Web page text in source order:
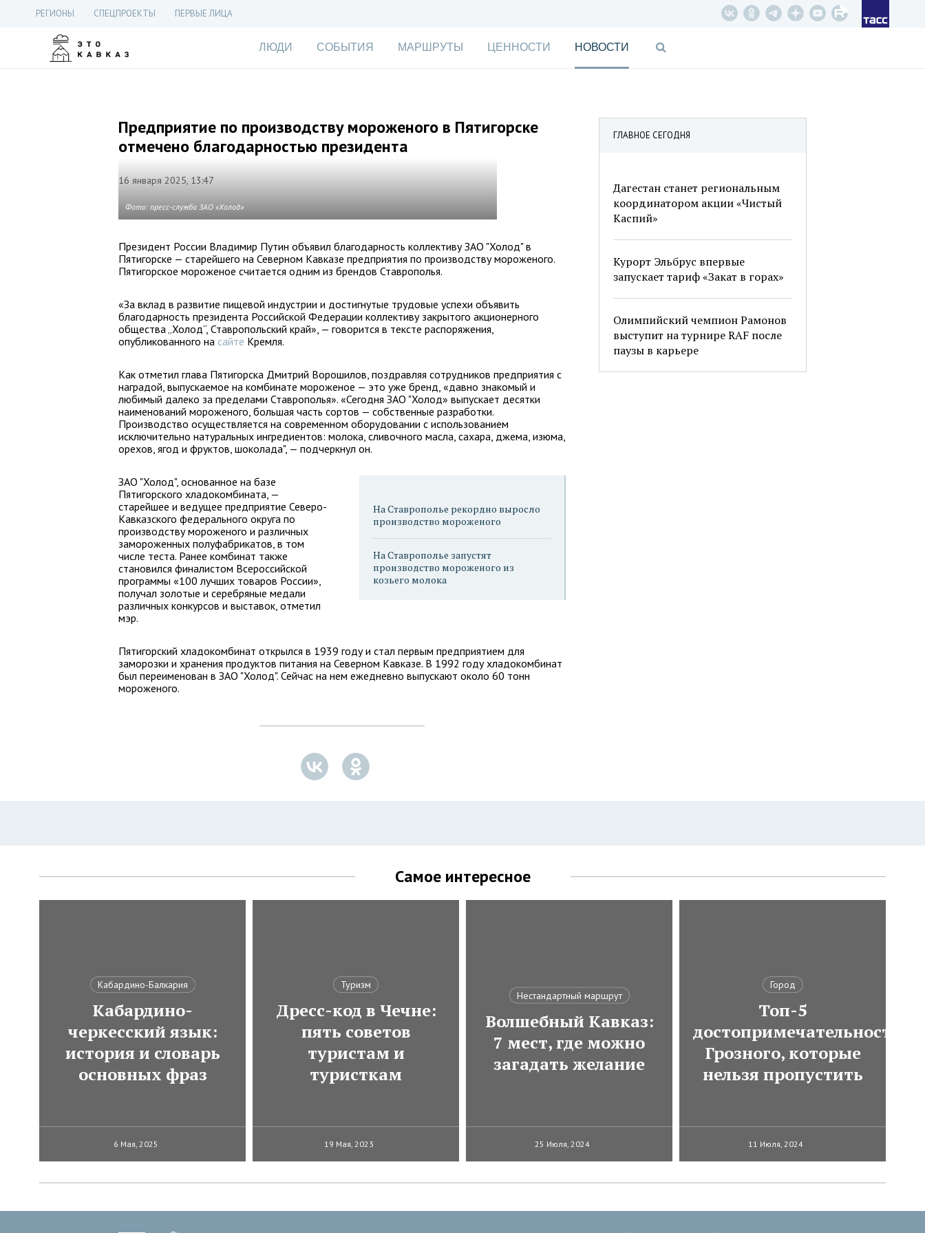
РЕГИОНЫ СПЕЦПРОЕКТЫ ПЕРВЫЕ ЛИЦА
ЛЮДИ СОБЫТИЯ МАРШРУТЫ ЦЕННОСТИ НОВОСТИ
ГЛАВНОЕ СЕГОДНЯ
Дагестан станет региональным
координатором акции «Чистый
Каспий»
Курорт Эльбрус впервые
запускает тариф «Закат в горах»
Олимпийский чемпион Рамонов
выступит на турнире RAF после
паузы в карьере
Предприятие по производству мороженого в Пятигорске
отмечено благодарностью президента
16 января 2025, 13:47
Фото: пресс-служба ЗАО «Холод»
Президент России Владимир Путин объявил благодарность коллективу ЗАО "Холод" в
Пятигорске — старейшего на Северном Кавказе предприятия по производству мороженого.
Пятигорское мороженое считается одним из брендов Ставрополья.
«За вклад в развитие пищевой индустрии и достигнутые трудовые успехи объявить
благодарность президента Российской Федерации коллективу закрытого акционерного
общества „Холод“, Ставропольский край», — говорится в тексте распоряжения,
опубликованного на сайте Кремля.
Как отметил глава Пятигорска Дмитрий Ворошилов, поздравляя сотрудников предприятия с
наградой, выпускаемое на комбинате мороженое — это уже бренд, «давно знакомый и
любимый далеко за пределами Ставрополья». «Сегодня ЗАО "Холод» выпускает десятки
наименований мороженого, большая часть сортов — собственные разработки.
Производство осуществляется на современном оборудовании с использованием
исключительно натуральных ингредиентов: молока, сливочного масла, сахара, джема, изюма,
орехов, ягод и фруктов, шоколада", — подчеркнул он.
На Ставрополье рекордно выросло
производство мороженого
На Ставрополье запустят
производство мороженого из
козьего молока
ЗАО "Холод", основанное на базе
Пятигорского хладокомбината, —
старейшее и ведущее предприятие Северо-
Кавказского федерального округа по
производству мороженого и различных
замороженных полуфабрикатов, в том
числе теста. Ранее комбинат также
становился финалистом Всероссийской
программы «100 лучших товаров России»,
получал золотые и серебряные медали
различных конкурсов и выставок, отметил
мэр.
Пятигорский хладокомбинат открылся в 1939 году и стал первым предприятием для
заморозки и хранения продуктов питания на Северном Кавказе. В 1992 году хладокомбинат
был переименован в ЗАО "Холод". Сейчас на нем ежедневно выпускают около 60 тонн
мороженого.
Самое интересное
Кабардино-Балкария
Кабардино-
черкесский язык:
история и словарь
основных фраз
6 Мая, 2025
Туризм
Дресс-код в Чечне:
пять советов
туристам и
туристкам
19 Мая, 2023
Нестандартный маршрут
Волшебный Кавказ:
7 мест, где можно
загадать желание
25 Июля, 2024
Город
Топ-5
достопримечательностей
Грозного, которые
нельзя пропустить
11 Июля, 2024